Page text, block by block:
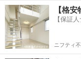
岩手 岩手郡 いわ
【格
【保証
ニフティ